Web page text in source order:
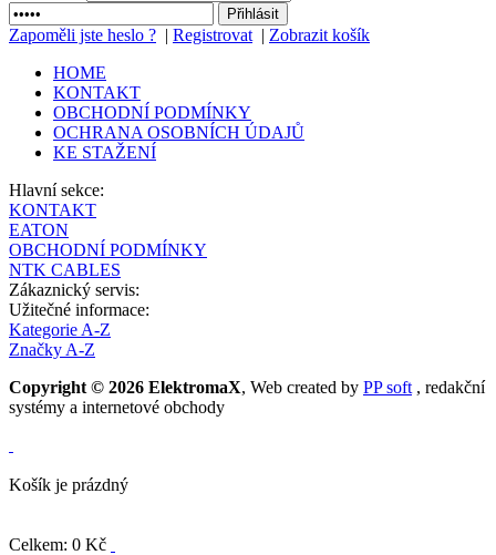
Zapoměli jste heslo ? | Registrovat | Zobrazit košík
HOME
KONTAKT
OBCHODNÍ PODMÍNKY
OCHRANA OSOBNÍCH ÚDAJŮ
KE STAŽENÍ
Hlavní sekce:
KONTAKT
EATON
OBCHODNÍ PODMÍNKY
NTK CABLES
Zákaznický servis:
Užitečné informace:
Kategorie A-Z
Značky A-Z
Copyright © 2026 ElektromaX, Web created by PP soft , redakční
systémy a internetové obchody
Košík je prázdný
Celkem: 0 Kč